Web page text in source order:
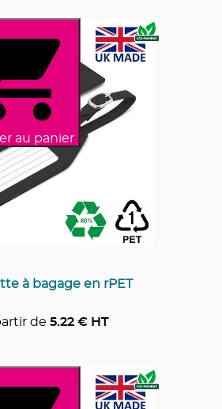
au panier
à bagage en rPET
de 5.22 € HT